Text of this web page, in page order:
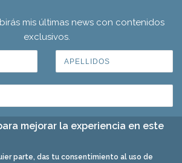
mis últimas news con contenidos
exclusivos.
mejorar la experiencia en este
parte, das tu consentimiento al uso de